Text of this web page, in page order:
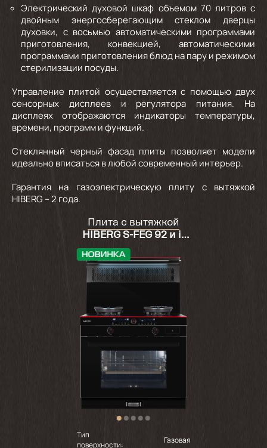
Электрический духовой шкаф объемом 70 литров с
двойным энергосберегающим стеклом дверцы
духовки, с восьмью автоматическими программами
приготовления, конвекцией, автоматическими
программами приготовления блюд на пару и режимом
стерилизации посуды.
Управление плитой осуществляется с помощью двух
сенсорных дисплеев и регулятора питания. На
дисплеях отображаются индикаторы температуры,
времени, программ и функций.
Стеклянный черный фасад плиты позволяет модели
идеально вписаться в любой современный интерьер.
Гарантия на газоэлектрическую плиту с вытяжкой
HIBERG – 2 года.
Плита с вытяжкой
HIBERG S-FEG 92 и i-
VM 9120
Тип
поверхности:
Газовая